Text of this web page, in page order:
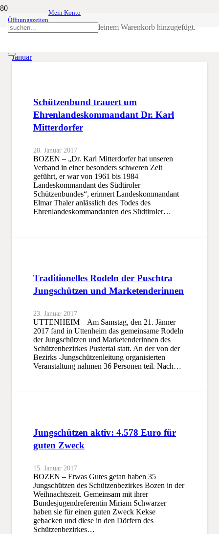
Öffnungszeiten
Mein Konto
wurde deinem Warenkorb hinzugefügt.
Monat:Januar 2017
Januar
Schützenbund trauert um
Ehrenlandeskommandant Dr. Karl
Mitterdorfer
28. Januar 2017
BOZEN – „Dr. Karl Mitterdorfer hat unseren
Verband in einer besonders schweren Zeit
geführt, er war von 1961 bis 1984
Landeskommandant des Südtiroler
Schützenbundes“, erinnert Landeskommandant
Elmar Thaler anlässlich des Todes des
Ehrenlandeskommandanten des Südtiroler…
Traditionelles Rodeln der Puschtra
Jungschützen und Marketenderinnen
23. Januar 2017
UTTENHEIM – Am Samstag, den 21. Jänner
2017 fand in Uttenheim das gemeinsame Rodeln
der Jungschützen und Marketenderinnen des
Schützenbezirkes Pustertal statt. An der von der
Bezirks -Jungschützenleitung organisierten
Veranstaltung nahmen 36 Personen teil. Nach…
Jungschützen aktiv: 4.578 Euro für
guten Zweck
15. Januar 2017
BOZEN – Etwas Gutes getan haben 35
Jungschützen des Schützenbezirkes Bozen in der
Weihnachtszeit. Gemeinsam mit ihrer
Bundesjugendreferentin Miriam Schwarzer
haben sie für einen guten Zweck Kekse
gebacken und diese in den Dörfern des
Schützenbezirkes…